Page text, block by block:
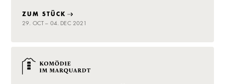
ZUM STÜCK
29. OCT – 04. DEC 2021